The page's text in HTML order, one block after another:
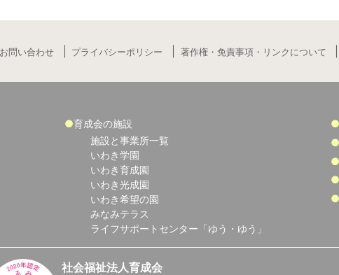
問い合わせ プライバシーポリシー 著作権・免責事項・リンクについて
育成会の施設
施設と事業所一覧
いわき学園
いわき育成園
いわき光成園
いわき希望の園
みなみテラス
ライフサポートセンター「ゆう・ゆう」
社会福祉法人育成会